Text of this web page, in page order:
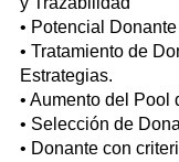
• Potencial
• Tratamiento de
Estrategias.
• Aumento del Pool
• Selección de
• Donante con